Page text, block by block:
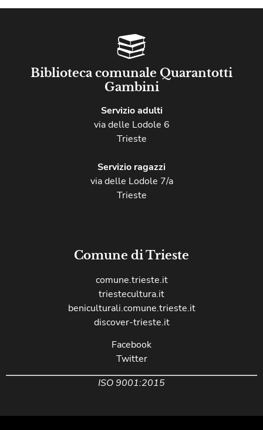
Biblioteca comunale Quarantotti
Gambini
Servizio adulti
via delle Lodole 6
Trieste
Servizio ragazzi
via delle Lodole 7/a
Trieste
Comune di Trieste
comune.trieste.it
triestecultura.it
beniculturali.comune.trieste.it
discover-trieste.it
Facebook
Twitter
ISO 9001:2015